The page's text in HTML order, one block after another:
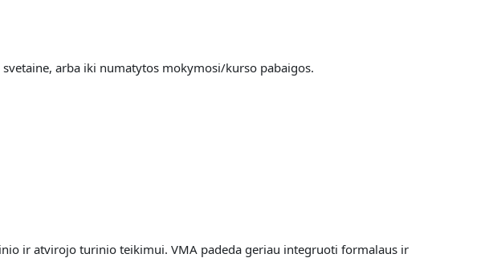
arba iki numatytos mokymosi/kurso pabaigos.
ir atvirojo turinio teikimui. VMA padeda geriau integruoti formalaus ir